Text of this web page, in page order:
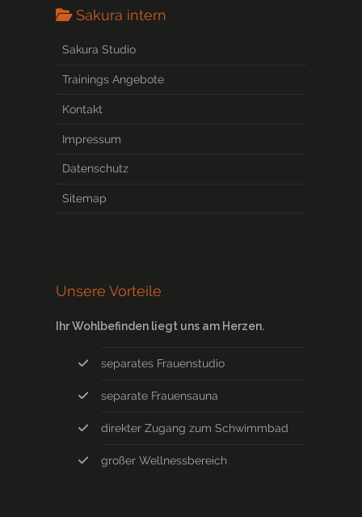
Sakura intern
Sakura Studio
Trainings Angebote
Kontakt
Impressum
Datenschutz
Sitemap
Unsere Vorteile
Ihr Wohlbefinden liegt uns am Herzen.
separates Frauenstudio
separate Frauensauna
direkter Zugang zum Schwimmbad
großer Wellnessbereich